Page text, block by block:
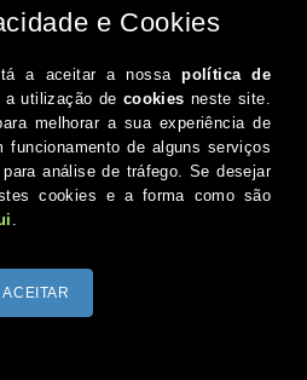
os direitos reservados.
por Optimeios